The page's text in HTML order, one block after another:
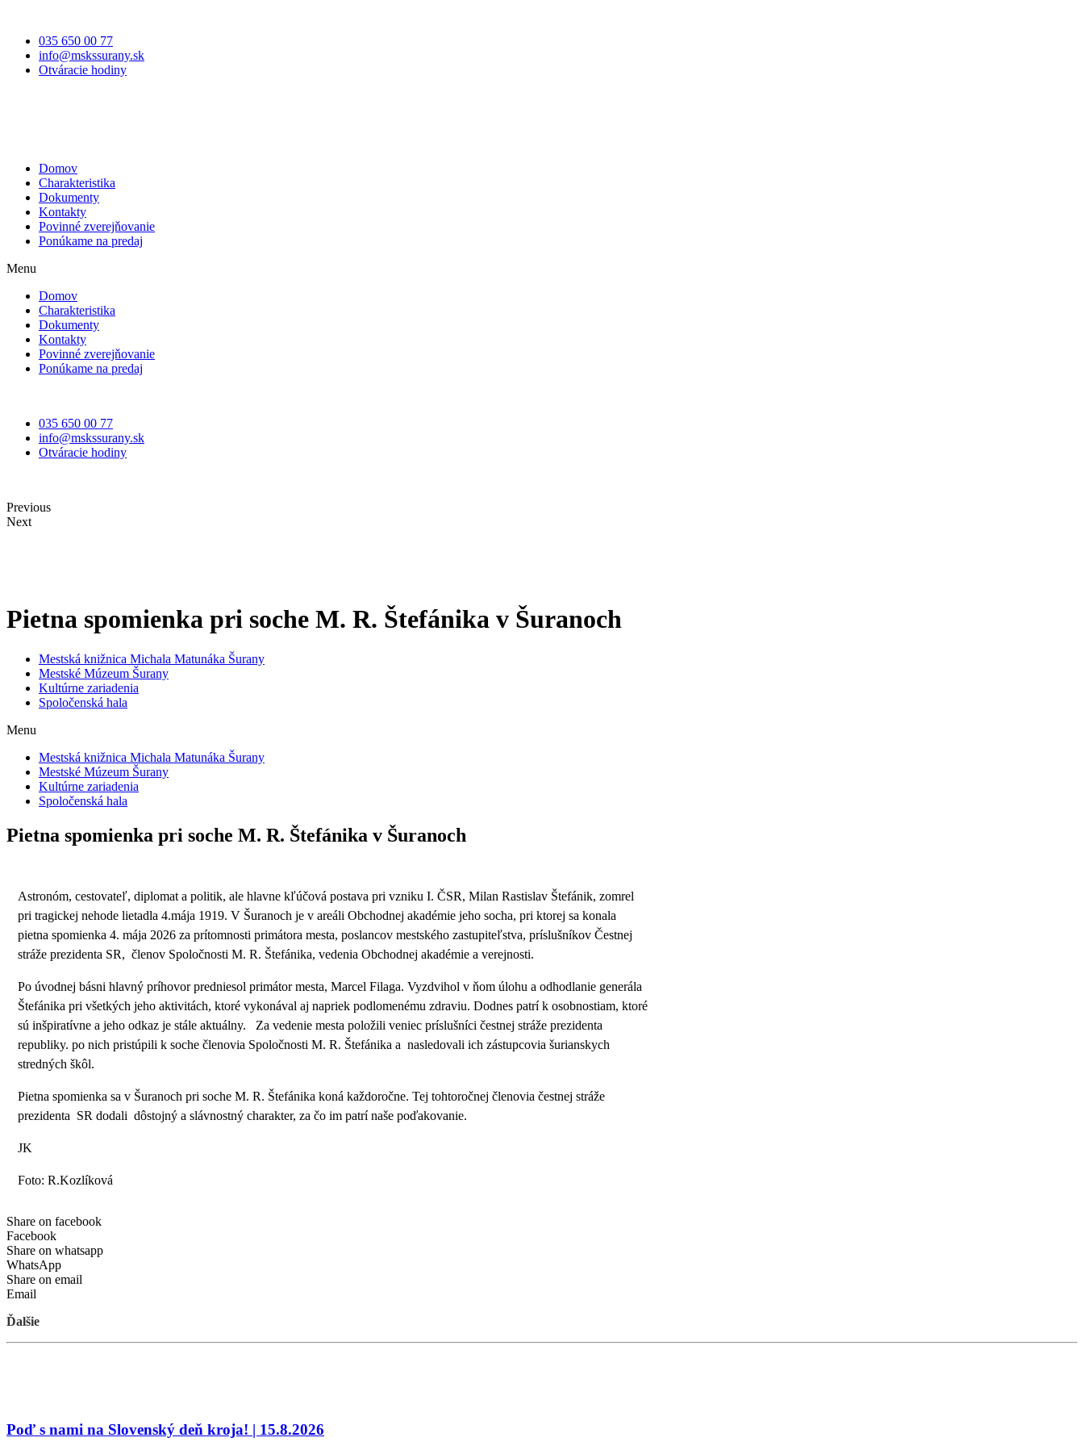
035 650 00 77
info@mskssurany.sk
Otváracie hodiny
Domov
Charakteristika
Dokumenty
Kontakty
Povinné zverejňovanie
Ponúkame na predaj
Menu
Domov
Charakteristika
Dokumenty
Kontakty
Povinné zverejňovanie
Ponúkame na predaj
035 650 00 77
info@mskssurany.sk
Otváracie hodiny
Previous
Next
Pietna spomienka pri soche M. R. Štefánika v Šuranoch
Mestská knižnica Michala Matunáka Šurany
Mestské Múzeum Šurany
Kultúrne zariadenia
Spoločenská hala
Menu
Mestská knižnica Michala Matunáka Šurany
Mestské Múzeum Šurany
Kultúrne zariadenia
Spoločenská hala
Pietna spomienka pri soche M. R. Štefánika v Šuranoch
Astronóm, cestovateľ, diplomat a politik, ale hlavne kľúčová postava pri vzniku I. ČSR, Milan Rastislav Štefánik, zomrel
pri tragickej nehode lietadla 4.mája 1919. V Šuranoch je v areáli Obchodnej akadémie jeho socha, pri ktorej sa konala
pietna spomienka 4. mája 2026 za prítomnosti primátora mesta, poslancov mestského zastupiteľstva, príslušníkov Čestnej
stráže prezidenta SR, členov Spoločnosti M. R. Štefánika, vedenia Obchodnej akadémie a verejnosti.
Po úvodnej básni hlavný príhovor predniesol primátor mesta, Marcel Filaga. Vyzdvihol v ňom úlohu a odhodlanie generála
Štefánika pri všetkých jeho aktivitách, ktoré vykonával aj napriek podlomenému zdraviu. Dodnes patrí k osobnostiam, ktoré
sú inšpiratívne a jeho odkaz je stále aktuálny. Za vedenie mesta položili veniec príslušníci čestnej stráže prezidenta
republiky. po nich pristúpili k soche členovia Spoločnosti M. R. Štefánika a nasledovali ich zástupcovia šurianskych
stredných škôl.
Pietna spomienka sa v Šuranoch pri soche M. R. Štefánika koná každoročne. Tej tohtoročnej členovia čestnej stráže
prezidenta SR dodali dôstojný a slávnostný charakter, za čo im patrí naše poďakovanie.
JK
Foto: R.Kozlíková
Share on facebook
Facebook
Share on whatsapp
WhatsApp
Share on email
Email
Ďalšie
Poď s nami na Slovenský deň kroja! | 15.8.2026